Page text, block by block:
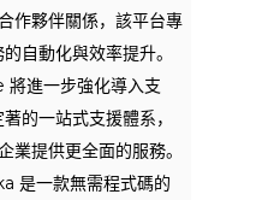
作夥伴關係，該平台專
自動化與效率提升。
將進一步強化導入支
的一站式支援體系，
業提供更全面的服務。
是一款無需程式碼的